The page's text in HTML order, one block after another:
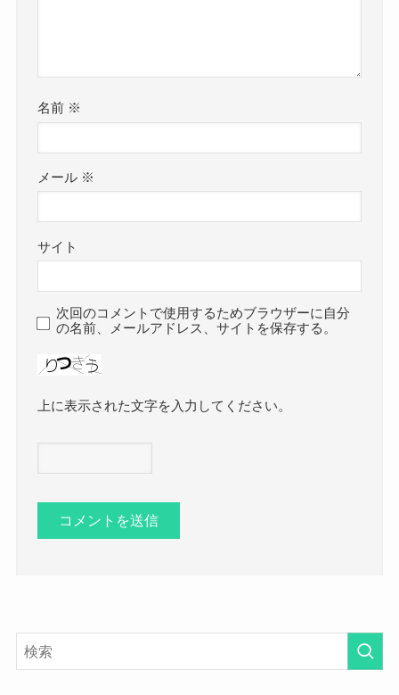
名前 ※
メール ※
サイト
次回のコメントで使用するためブラウザーに自分
の名前、メールアドレス、サイトを保存する。
上に表示された文字を入力してください。